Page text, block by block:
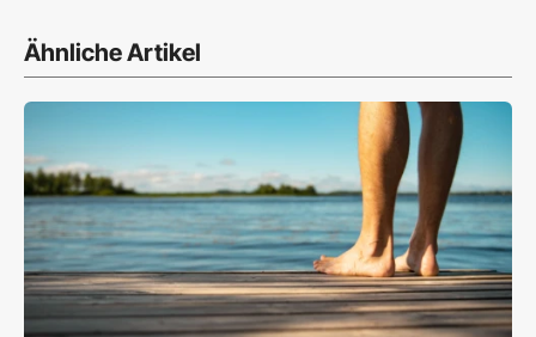
Ähnliche Artikel